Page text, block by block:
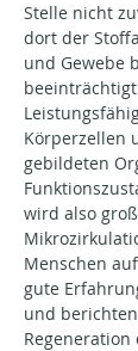
Stelle nicht
dort der
und Gewebe
Körperzellen
gebildeten
wird also
Menschen
gute
und